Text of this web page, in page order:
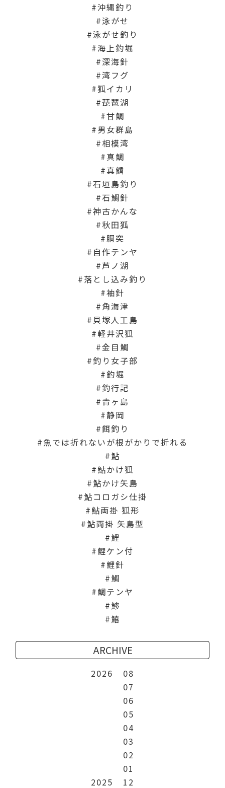
沖縄釣り
泳がせ
泳がせ釣り
海上釣堀
深海針
湾フグ
狐イカリ
琵琶湖
甘鯛
男女群島
相模湾
真鯛
真鱈
石垣島釣り
石鯛針
神古かんな
秋田狐
胴突
自作テンヤ
芦ノ湖
落とし込み釣り
袖針
角海津
貝塚人工島
軽井沢狐
金目鯛
釣り女子部
釣堀
釣行記
青ヶ島
静岡
餌釣り
魚では折れないが根がかりで折れる
鮎
鮎かけ狐
鮎かけ矢島
鮎コロガシ仕掛
鮎両掛 狐形
鮎両掛 矢島型
鯉
鯉ケン付
鯉針
鯛
鯛テンヤ
鯵
鱚
ARCHIVE
2026
08
07
06
05
04
03
02
01
2025
12